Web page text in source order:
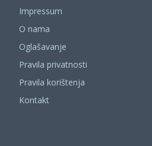
Impressum
O nama
Oglašavanje
Pravila privatnosti
Pravila korištenja
Kontakt